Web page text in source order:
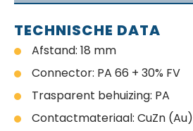
TECHNISCHE DATA
Afstand: 18 mm
Connector: PA 66 + 30% FV
Trasparent behuizing: PA
Contactmateriaal: CuZn (Au)